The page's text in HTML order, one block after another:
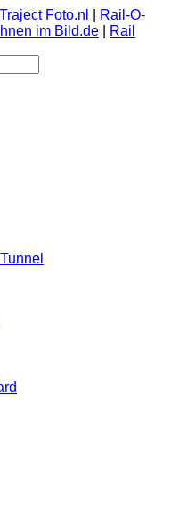
Traject Foto.nl
Rail-O-
im Bild.de
Rail